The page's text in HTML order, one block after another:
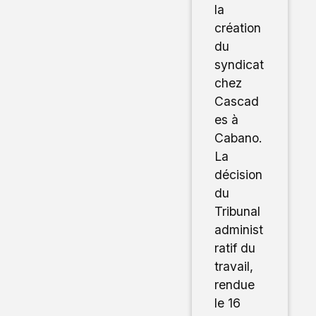
la
création
du
syndicat
chez
Cascad
es à
Cabano.
La
décision
du
Tribunal
administ
ratif du
travail,
rendue
le 16